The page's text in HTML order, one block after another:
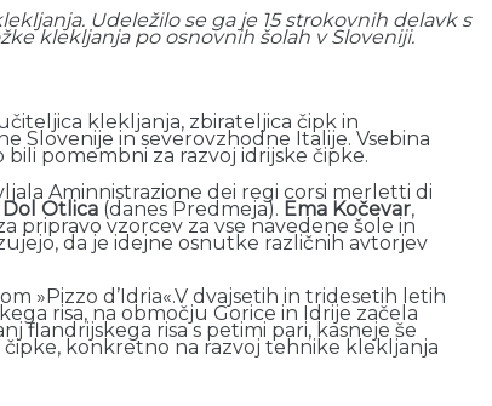
Udeležilo se ga je 15 strokovnih delavk s
klekljanja po osnovnih šolah v Sloveniji.
klekljanja, zbirateljica čipk in
Slovenije in severovzhodne Italije. Vsebina
pomembni za razvoj idrijske čipke.
Aminnistrazione dei regi corsi merletti di
Otlica (danes Predmeja). Ema Kočevar,
pripravo vzorcev za vse navedene šole in
da je idejne osnutke različnih avtorjev
»Pizzo d’Idria«.V dvajsetih in tridesetih letih
risa, na območju Gorice in Idrije začela
flandrijskega risa s petimi pari, kasneje še
čipke, konkretno na razvoj tehnike klekljanja